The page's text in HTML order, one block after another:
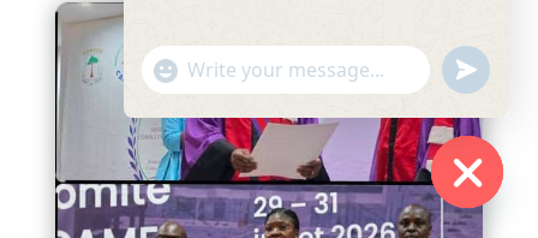
Hide
"+chaty_settings.lang.emoji_picker+"
WhatsApp
undefined